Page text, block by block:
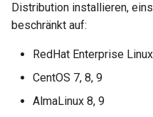
in Sekunden
GitHub
aws-sdk
base-encoding
Installation auf RHEL,
& Rocky Linux
NGINX-Module für das
Control-Panel - RPM-Pakete
Distribution installieren,
beschränkt auf:
RedHat Enterprise
CentOS 7, 8, 9
AlmaLinux 8, 9